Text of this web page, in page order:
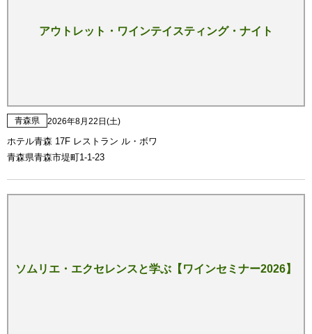
アウトレット・ワインテイスティング・ナイト
青森県 2026年8月22日(土)
ホテル青森 17F レストラン ル・ボワ
青森県青森市堤町1-1-23
ソムリエ・エクセレンスと学ぶ【ワインセミナー2026】